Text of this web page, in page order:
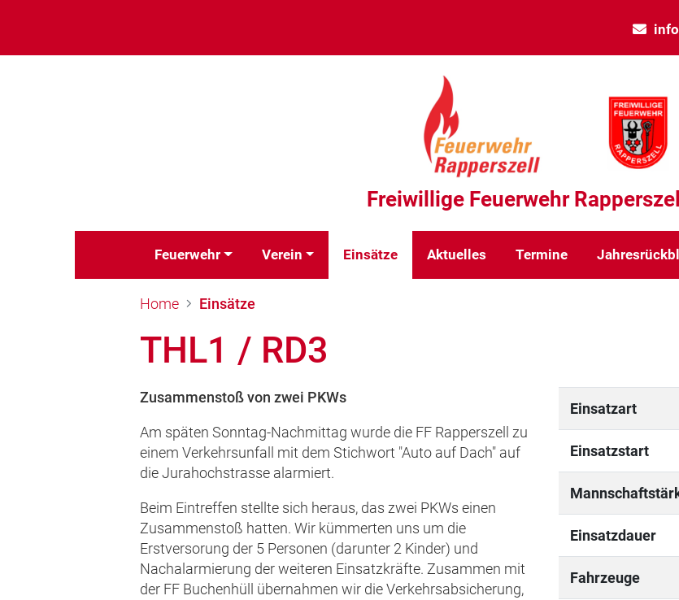
Freiwillige Feuerwehr
Feuerwehr Verein Einsätze Aktuelles Termine
Home Einsätze
THL1 / RD3
Zusammenstoß von zwei PKWs
Am späten Sonntag-Nachmittag wurde die FF Rapperszell zu
einem Verkehrsunfall mit dem Stichwort "Auto auf Dach" auf
die Jurahochstrasse alarmiert.
Beim Eintreffen stellte sich heraus, das zwei PKWs einen
Zusammenstoß hatten. Wir kümmerten uns um die
Erstversorung der 5 Personen (darunter 2 Kinder) und
Nachalarmierung der weiteren Einsatzkräfte. Zusammen mit
der FF Buchenhüll übernahmen wir die Verkehrsabsicherung,
Einsatzart
Einsatzstart
Einsatzdauer
Fahrzeuge